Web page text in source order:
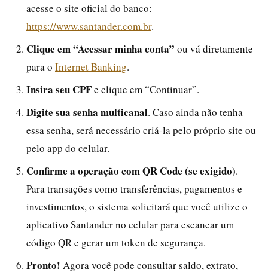
acesse o site oficial do banco:
https://www.santander.com.br.
Clique em “Acessar minha conta” ou vá diretamente
para o Internet Banking.
Insira seu CPFe clique em “Continuar”.
Digite sua senha multicanal. Caso ainda não tenha
essa senha, será necessário criá-la pelo próprio site ou
pelo app do celular.
Confirme a operação com QR Code (se exigido).
Para transações como transferências, pagamentos e
investimentos, o sistema solicitará que você utilize o
aplicativo Santander no celular para escanear um
código QR e gerar um token de segurança.
Pronto! Agora você pode consultar saldo, extrato,